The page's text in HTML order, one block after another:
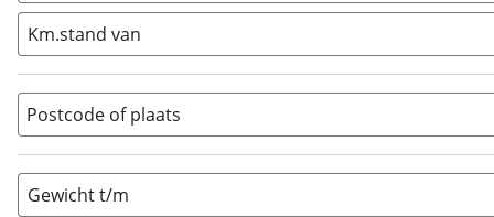
Integraal (0)
Opzetunit (0
Vouwwagen (0)
Km.stand van
Postcode of plaats
Gewicht t/m